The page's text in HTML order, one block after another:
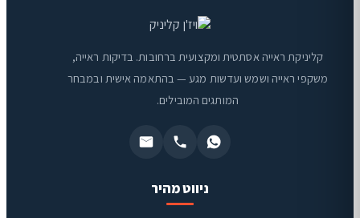
קליניקת ראייה אסתטית ומקצועית ברחובות. בדיקות ראייה,
משקפי ראייה ושמש ועדשות מגע — בהתאמה אישית ובמבחר
המותגים המובילים.
ניווט מהיר